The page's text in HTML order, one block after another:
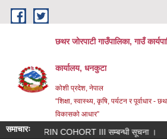
Skip to main content
छथर जोरपाटी गाउँपालिका, गाउँ
कार्यालय, धनकुटा
कोशी प्रदेश, नेपाल
“शिक्षा, स्वास्थ्य, कृषि, पर्यटन र पूर्वाधार -
विकासको आधार”
समाचारः RIN COHORT III सम्बन्धी सूचना ।